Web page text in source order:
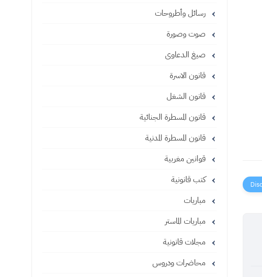
رسائل وأطروحات
صوت وصورة
صيغ الدعاوى
قانون الاسرة
قانون الشغل
قانون المسطرة الجنائية
قانون المسطرة المدنية
قوانين مغربية
كتب قانونية
مباريات
مباريات الماستر
مجلات قانونية
محاضرات ودروس